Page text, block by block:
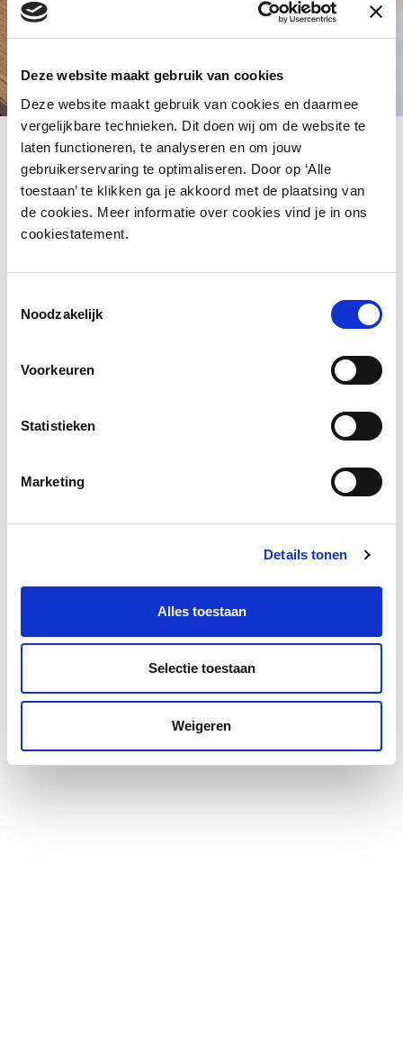
Deze website maakt gebruik van cookies
Deze website maakt gebruik van cookies en daarmee
vergelijkbare technieken. Dit doen wij om de website te
laten functioneren, te analyseren en om jouw
gebruikerservaring te optimaliseren. Door op ‘Alle
toestaan’ te klikken ga je akkoord met de plaatsing van
de cookies. Meer informatie over cookies vind je in ons
cookiestatement.
Noodzakelijk
Voorkeuren
Statistieken
Marketing
Details tonen
Alles toestaan
Selectie toestaan
Weigeren
Premium elektronisch sluitsysteem
Zeer gebruiksvriendelijk |Geïntegreerd in
netwerkomgeving